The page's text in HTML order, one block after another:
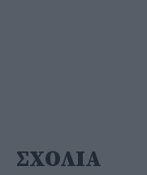
ΣΧΟΛΙΑ